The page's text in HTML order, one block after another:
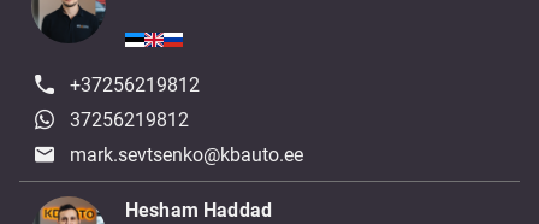
+37256219812
37256219812
mark.sevtsenko@kbauto.ee
Hesham Haddad